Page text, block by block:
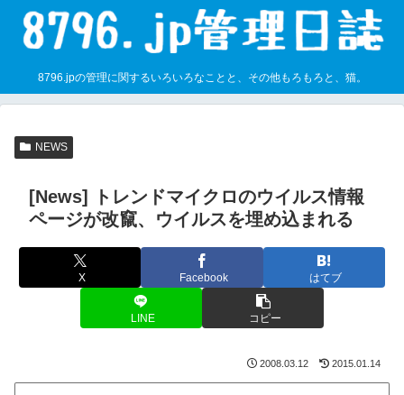
8796.jpの管理に関するいろいろなことと、その他もろもろと、猫。
NEWS
[News] トレンドマイクロのウイルス情報
ページが改竄、ウイルスを埋め込まれる
X Facebook はてブ
LINE コピー
2008.03.12 2015.01.14